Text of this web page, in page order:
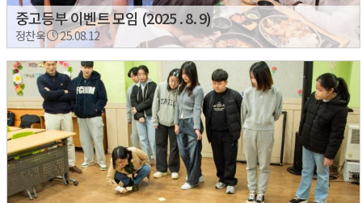
중고등부 이벤트 모임 (2025 . 8. 9)
정찬욱 25.08.12